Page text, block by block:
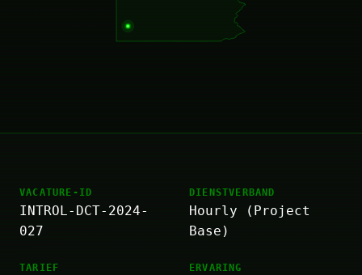
VACATURE-ID
INTROL-DCT-2024-
027
DIENSTVERBAND
Hourly (Project
Base)
TARIEF ERVARING